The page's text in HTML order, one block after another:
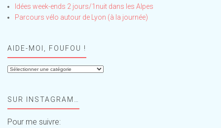
Idées week-ends 2 jours/1nuit dans les Alpes
Parcours vélo autour de Lyon (à la journée)
AIDE-MOI, FOUFOU !
Aide-
!SUR INSTAGRAM…
Pour me suivre: